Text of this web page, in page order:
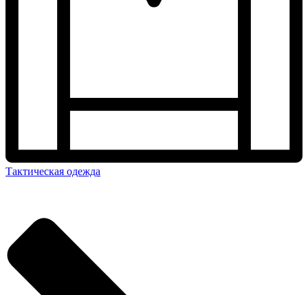
Тактическая одежда